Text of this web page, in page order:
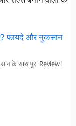
के साथ पूरा Review!